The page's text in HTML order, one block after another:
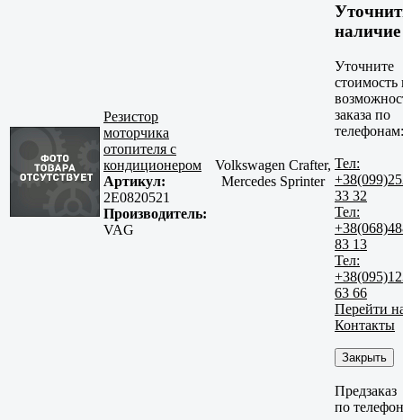
Резистор
моторчика
отопителя с
кондиционером
Артикул:
2E0820521
Производитель:
VAG
Volkswagen Crafter,
Mercedes Sprinter
наличие
Уточните
стоимость
заказа по
телефонам:
Тел:
33 32
Тел:
83 13
Тел:
63 66
Перейти
Контакты
Закрыть
Предзаказ
по